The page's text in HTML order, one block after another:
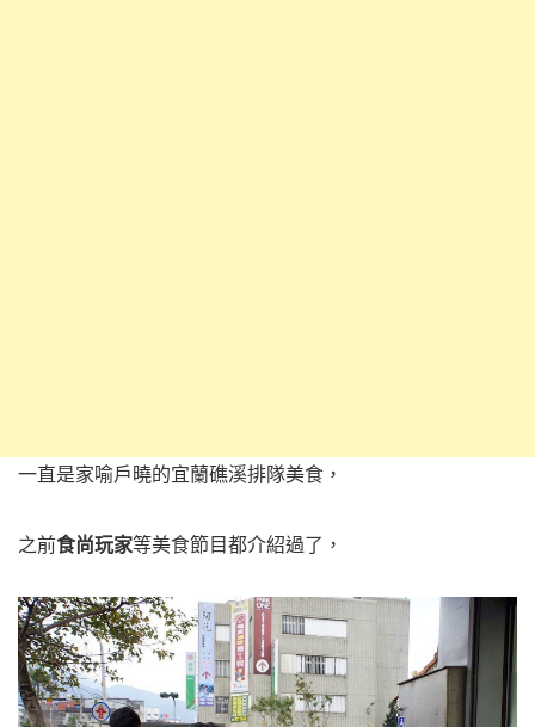
一直是家喻戶曉的宜蘭礁溪排隊美食，
之前食尚玩家等美食節目都介紹過了，